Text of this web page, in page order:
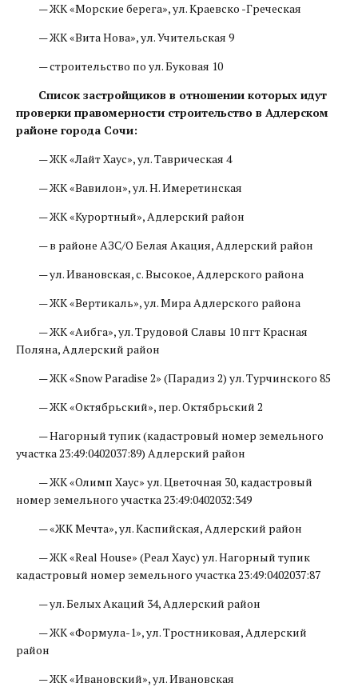
— ЖК «Морские берега», ул. Краевско -Греческая
— ЖК «Вита Нова», ул. Учительская 9
— строительство по ул. Буковая 10
Список застройщиков в отношении которых идут
проверки правомерности строительство в Адлерском
районе города Сочи:
— ЖК «Лайт Хаус», ул. Таврическая 4
— ЖК «Вавилон», ул. Н. Имеретинская
— ЖК «Курортный», Адлерский район
— в районе АЗС/О Белая Акация, Адлерский район
— ул. Ивановская, с. Высокое, Адлерского района
— ЖК «Вертикаль», ул. Мира Адлерского района
— ЖК «Аибга», ул. Трудовой Славы 10 пгт Красная
Поляна, Адлерский район
— ЖК «Snow Paradise 2» (Парадиз 2) ул. Турчинского 85
— ЖК «Октябрьский», пер. Октябрьский 2
— Нагорный тупик (кадастровый номер земельного
участка 23:49:0402037:89) Адлерский район
— ЖК «Олимп Хаус» ул. Цветочная 30, кадастровый
номер земельного участка 23:49:0402032:349
— «ЖК Мечта», ул. Каспийская, Адлерский район
— ЖК «Real Housе» (Реал Хаус) ул. Нагорный тупик
кадастровый номер земельного участка 23:49:0402037:87
— ул. Белых Акаций 34, Адлерский район
— ЖК «Формула-1», ул. Тростниковая, Адлерский
район
— ЖК «Ивановский», ул. Ивановская